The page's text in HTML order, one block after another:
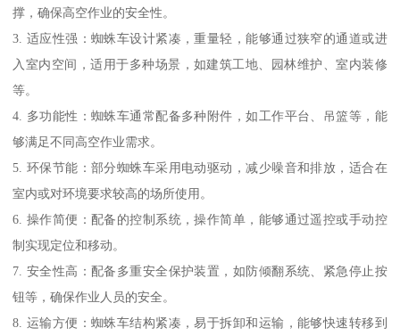
撑，确保高空作业的安全性。
3. 适应性强：蜘蛛车设计紧凑，重量轻，能够通过狭窄的通道或进
入室内空间，适用于多种场景，如建筑工地、园林维护、室内装修
等。
4. 多功能性：蜘蛛车通常配备多种附件，如工作平台、吊篮等，能
够满足不同高空作业需求。
5. 环保节能：部分蜘蛛车采用电动驱动，减少噪音和排放，适合在
室内或对环境要求较高的场所使用。
6. 操作简便：配备的控制系统，操作简单，能够通过遥控或手动控
制实现定位和移动。
7. 安全性高：配备多重安全保护装置，如防倾翻系统、紧急停止按
钮等，确保作业人员的安全。
8. 运输方便：蜘蛛车结构紧凑，易于拆卸和运输，能够快速转移到